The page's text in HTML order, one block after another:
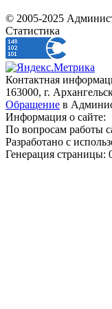
© 2005-2025
Статистика
Контактная
163000, г.
Обращение в
Информация о сайте:
По вопросам работы
Разработано с
Генерация страницы: